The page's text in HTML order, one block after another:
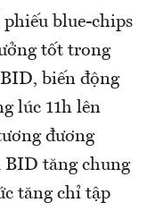
blue-chips
tốt trong
biến động
lúc 11h lên
đương
BID tăng chung
tăng chỉ tập